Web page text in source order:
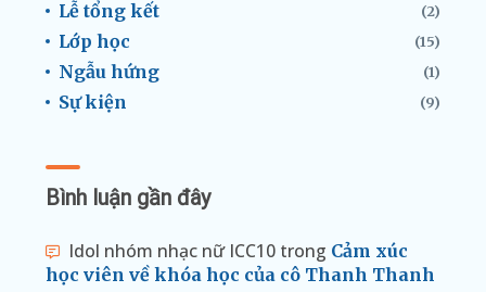
Lễ tổng kết (2)
Lớp học (15)
Ngẫu hứng (1)
Sự kiện (9)
Bình luận gần đây
Idol nhóm nhạc nữ ICC10 trong Cảm xúc
học viên về khóa học của cô Thanh Thanh